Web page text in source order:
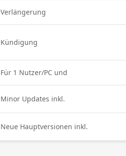
Verlängerung
Kündigung
Für 1 Nutzer/PC und
Minor Updates inkl.
Neue Hauptversionen inkl.